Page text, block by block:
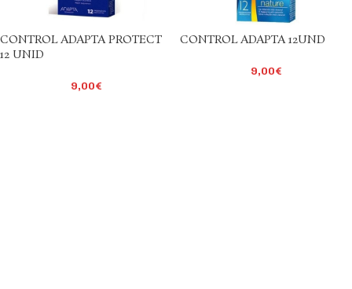
CONTROL ADAPTA PROTECT
12 UNID
9,00€
CONTROL ADAPTA 12UND
9,00€